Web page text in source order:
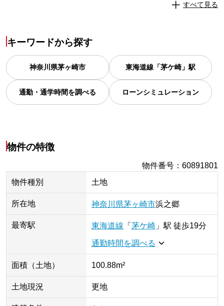
すべて見る
キーワードから探す
神奈川県茅ヶ崎市 東海道線「茅ケ崎」駅
通勤・通学時間を調べる ローンシミュレーション
物件の特徴
物件番号 ：60891801
物件種別
土地
所在地 神奈川県茅ヶ崎市浜之郷
最寄駅 東海道線 「 茅ケ崎」 駅 徒歩19分
通勤時間を調べる
面積（土地） 100.88m²
土地現況 更地